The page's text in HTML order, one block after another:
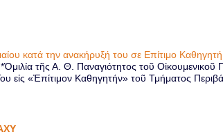
κατά την ανακήρυξή του σε Επίτιμο
*Ὁμιλία τῆς Α. Θ. Παναγιότητος τοῦ
εἰς «Ἐπίτιμον Καθηγητήν» τοῦ Τμήματος